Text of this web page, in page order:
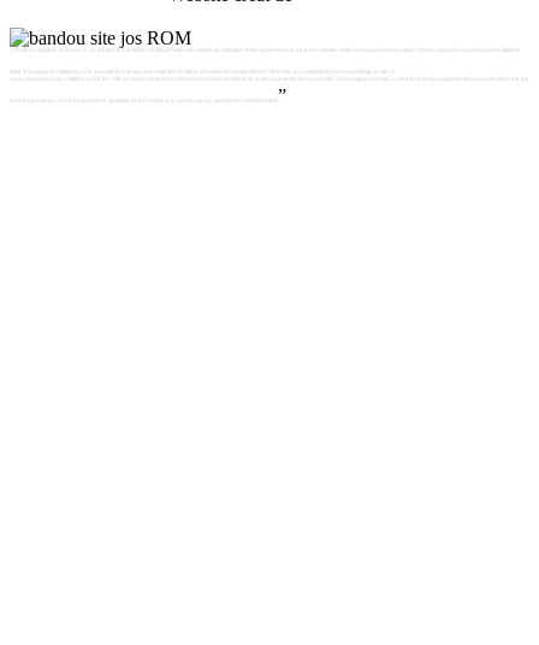
„*Prețuri valabile în dolari SUA, cu achitare în Lei RM la rata Băncii Naționale a RM la ziua achitării. Prețul afișat este doar un preț orientativ retail recomandat de importator! Pentru cea mai buna ofertă și modalități de
plată, Vă rugăm să vizitați unul din punctele de vânzare autorizate MASC Moto. Punctele de vânzare MASC Moto din zona selectată de Dvs. sunt afisate pe site-ul
www.mascmoto.com. «Meldava GRUP» SRL își rezervă dreptul de a introduce oricare modificări în prețuri, parametri tehnici și dotări. Informația prezentată, cu referire la dotări, parametri tehnici și coloristică, dar și a
costului de parcurs a 100 km poartă un character de informare și, în nici un caz, nu reprezintă o ofertă publică. ”